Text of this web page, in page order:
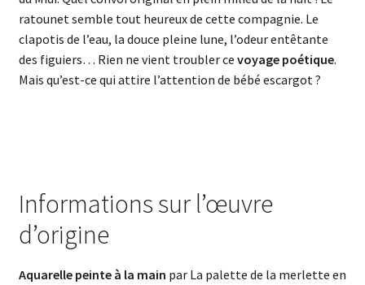
ratounet semble tout heureux de cette compagnie. Le
clapotis de l’eau, la douce pleine lune, l’odeur entêtante
des figuiers… Rien ne vient troubler ce voyage poétique.
Mais qu’est-ce qui attire l’attention de bébé escargot ?
Informations sur l’œuvre
d’origine
Aquarelle peinte à la main par La palette de la merlette en